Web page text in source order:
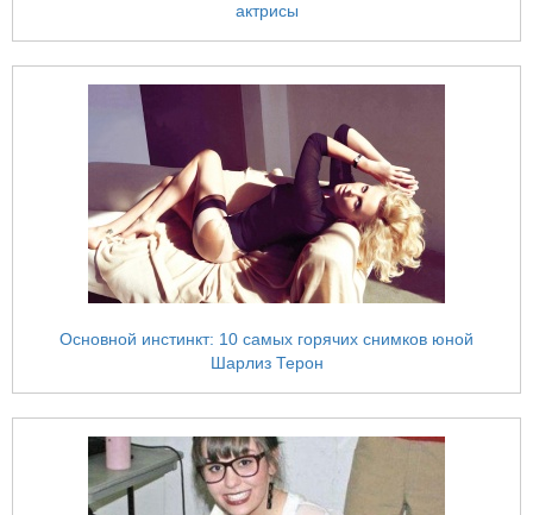
актрисы
Основной инстинкт: 10 самых горячих снимков юной
Шарлиз Терон